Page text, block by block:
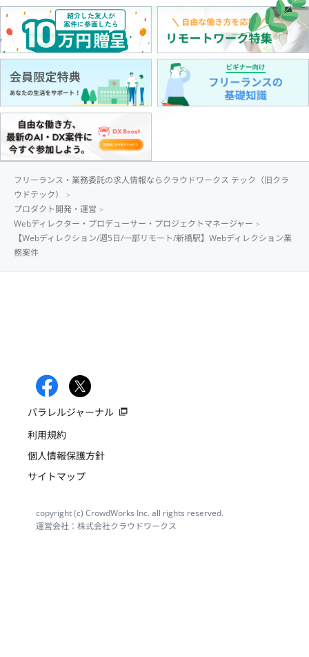
フリーランス・業務委託の求人情報ならクラウドワークス テック（旧クラ
ウドテック）
プロダクト開発・運営
Webディレクター・プロデューサー・プロジェクトマネージャー
【Webディレクション/週5日/一部リモート/新橋駅】Webディレクション業
務案件
パラレルジャーナル
利用規約
個人情報保護方針
サイトマップ
copyright (c) CrowdWorks Inc. all rights reserved.
運営会社：株式会社クラウドワークス